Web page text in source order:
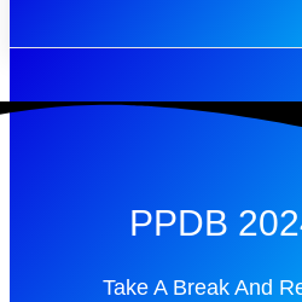
PPDB
Take A Break And